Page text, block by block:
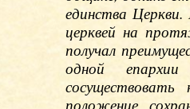
единства
церквей на
получал
одной
сосуществовать
положение